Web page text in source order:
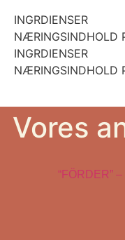
INGRDIENSER
NÆRINGSINDHOLD
INGRDIENSER
NÆRINGSINDHOLD
Vores
“FÖRDER”